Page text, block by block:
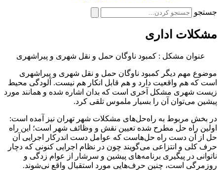
جستجو
مشکلات اداری
عنوان مشکل : کمبود ناوگان حمل و نقل شهری و پیراشهری
موضوع مهم دیگر کمبود ناوگان حمل و نقل شهری و پیراشهری
است که هم واقعیت دارد و هم قابل انکار هم نیست. آلودگی محیط
زیست شهری مشکل آخری است که بدان اشاره شده و همانند مورد
پیشین می‌توان آن را بسیار ملموس تلقی کرد.
در بخش مربوط به راه‌حل‌های مشکلات شهر تهران نیز آمده است:
اولین راه حل مطرح شده تعیین نقش و وظائف شهر است؛ این راه
حل از آن دست راه حل‌هاست که عوامل دست اندرکار اجرایی آن
حرف کلی و انتزاعی می‌گویند چون در نظام اجرایی کنونی که دچار
ناتوانی در پیگیری برنامه‌های پیشین و سرشار از عوام زدگی و
روزمرگی است، چنین حرف‌هایی مورد استقبال واقع نی‌شوند.